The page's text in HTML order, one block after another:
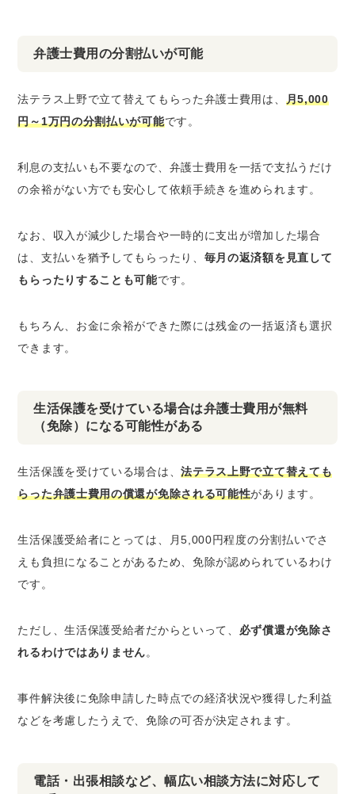
弁護士費用の分割払いが可能
法テラス上野で立て替えてもらった弁護士費用は、 月5,000
円～1万円の分割払いが可能です。
利息の支払いも不要なので、弁護士費用を一括で支払うだけ
の余裕がない方でも安心して依頼手続きを進められます。
なお、収入が減少した場合や一時的に支出が増加した場合
は、支払いを猶予してもらったり、 毎月の返済額を見直して
もらったりすることも可能です。
もちろん、お金に余裕ができた際には残金の一括返済も選択
できます。
生活保護を受けている場合は弁護士費用が無料
（免除）になる可能性がある
生活保護を受けている場合は、法テラス上野で立て替えても
らった弁護士費用の償還が免除される可能性があります。
生活保護受給者にとっては、月5,000円程度の分割払いでさ
えも負担になることがあるため、免除が認められているわけ
です。
ただし、生活保護受給者だからといって、 必ず償還が免除さ
れるわけではありません。
事件解決後に免除申請した時点での経済状況や獲得した利益
などを考慮したうえで、免除の可否が決定されます。
電話・出張相談など、幅広い相談方法に対応して